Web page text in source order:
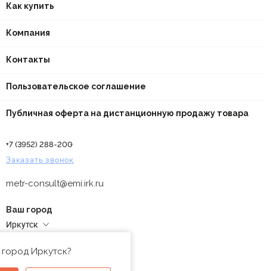
Как купить
Компания
Контакты
Пользовательское соглашение
Публичная оферта на дистанционную продажу товара
+7 (3952) 288-200
Заказать звонок
metr-consult@emi.irk.ru
Ваш город
Иркутск
Иркутск?